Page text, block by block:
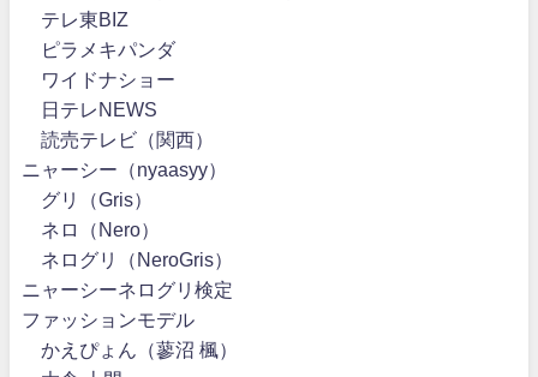
テレ東BIZ
ピラメキパンダ
ワイドナショー
日テレNEWS
読売テレビ（関西）
ニャーシー（nyaasyy）
グリ（Gris）
ネロ（Nero）
ネログリ（NeroGris）
ニャーシーネログリ検定
ファッションモデル
かえぴょん（蓼沼 楓）